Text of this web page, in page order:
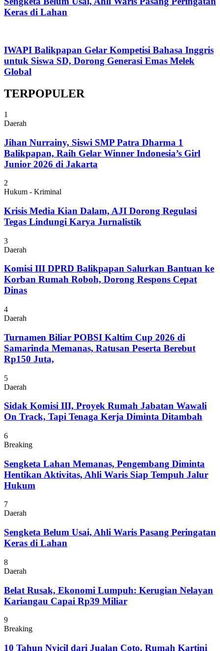
Keras di Lahan
IWAPI Balikpapan Gelar Kompetisi Bahasa Inggris
untuk Siswa SD, Dorong Generasi Emas Melek
Global
TERPOPULER
1
Daerah
Jihan Nurrainy, Siswi SMP Patra Dharma 1
Balikpapan, Raih Gelar Winner Indonesia’s Girl
Junior 2026 di Jakarta
2
Hukum - Kriminal
Krisis Media Kian Dalam, AJI Dorong Regulasi
Tegas Lindungi Karya Jurnalistik
3
Daerah
Komisi III DPRD Balikpapan Salurkan Bantuan ke
Korban Rumah Roboh, Dorong Respons Cepat
Dinas
4
Daerah
Turnamen Biliar POBSI Kaltim Cup 2026 di
Samarinda Memanas, Ratusan Peserta Berebut
Rp150 Juta,
5
Daerah
Sidak Komisi III, Proyek Rumah Jabatan Wawali
On Track, Tapi Tenaga Kerja Diminta Ditambah
6
Breaking
Sengketa Lahan Memanas, Pengembang Diminta
Hentikan Aktivitas, Ahli Waris Siap Tempuh Jalur
Hukum
7
Daerah
Sengketa Belum Usai, Ahli Waris Pasang Peringatan
Keras di Lahan
8
Daerah
Belat Rusak, Ekonomi Lumpuh: Kerugian Nelayan
Kariangau Capai Rp39 Miliar
9
Breaking
10 Tahun Nyicil dari Jualan Coto, Rumah Kartini